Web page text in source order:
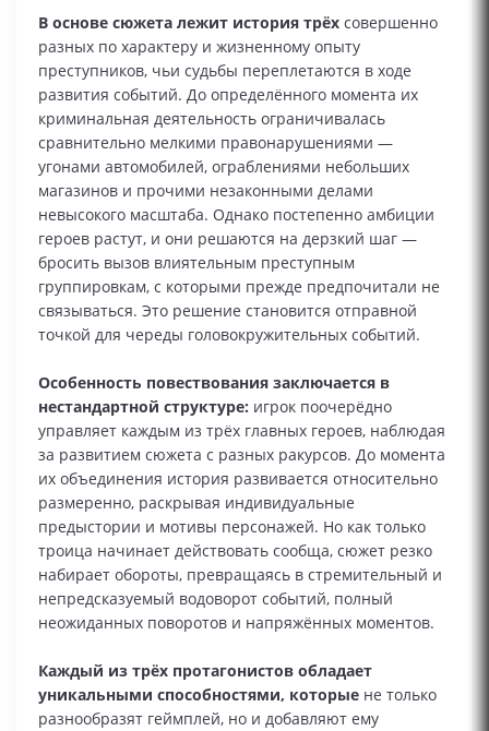
В основе сюжета лежит история трёх совершенно
разных по характеру и жизненному опыту
преступников, чьи судьбы переплетаются в ходе
развития событий. До определённого момента их
криминальная деятельность ограничивалась
сравнительно мелкими правонарушениями —
угонами автомобилей, ограблениями небольших
магазинов и прочими незаконными делами
невысокого масштаба. Однако постепенно амбиции
героев растут, и они решаются на дерзкий шаг —
бросить вызов влиятельным преступным
группировкам, с которыми прежде предпочитали не
связываться. Это решение становится отправной
точкой для череды головокружительных событий.
Особенность повествования заключается в
нестандартной структуре: игрок поочерёдно
управляет каждым из трёх главных героев, наблюдая
за развитием сюжета с разных ракурсов. До момента
их объединения история развивается относительно
размеренно, раскрывая индивидуальные
предыстории и мотивы персонажей. Но как только
троица начинает действовать сообща, сюжет резко
набирает обороты, превращаясь в стремительный и
непредсказуемый водоворот событий, полный
неожиданных поворотов и напряжённых моментов.
Каждый из трёх протагонистов обладает
уникальными способностями, которые не только
разнообразят геймплей, но и добавляют ему